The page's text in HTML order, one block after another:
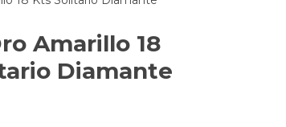
Amarillo 18
Diamante